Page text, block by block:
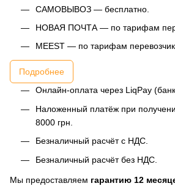
САМОВЫВОЗ — бесплатно.
НОВАЯ ПОЧТА — по тарифам
MEEST — по тарифам
Подробнее
Онлайн-оплата через LiqPay
Наложенный платёж при
8000 грн.
Безналичный расчёт с НДС.
Безналичный расчёт без НДС.
Мы предоставляем гарантию 12